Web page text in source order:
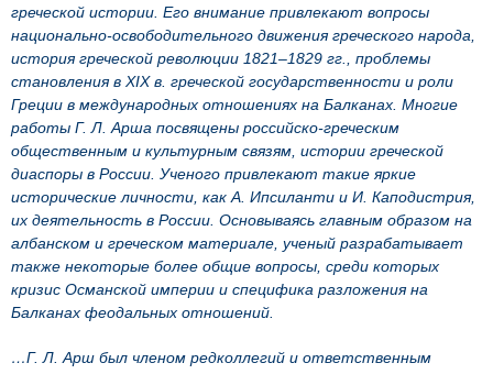
греческой истории. Его внимание привлекают вопросы
национально-освободительного движения греческого народа,
история греческой революции 1821–1829 гг., проблемы
становления в XIX в. греческой государственности и роли
Греции в международных отношениях на Балканах. Многие
работы Г. Л. Арша посвящены российско-греческим
общественным и культурным связям, истории греческой
диаспоры в России. Ученого привлекают такие яркие
исторические личности, как А. Ипсиланти и И. Каподистрия,
их деятельность в России. Основываясь главным образом на
албанском и греческом материале, ученый разрабатывает
также некоторые более общие вопросы, среди которых
кризис Османской империи и специфика разложения на
Балканах феодальных отношений.
…Г. Л. Арш был членом редколлегий и ответственным